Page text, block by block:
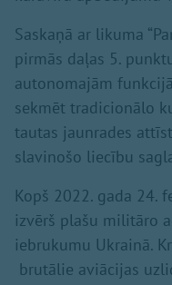
Saskaņā ar likuma
pirmās daļas 5.
autonomajām
sekmēt tradicionālo
tautas jaunrades
slavinošo liecību
Kopš 2022. gada 24.
izvērš plašu militāro
iebrukumu Ukrainā.
brutālie aviācijas